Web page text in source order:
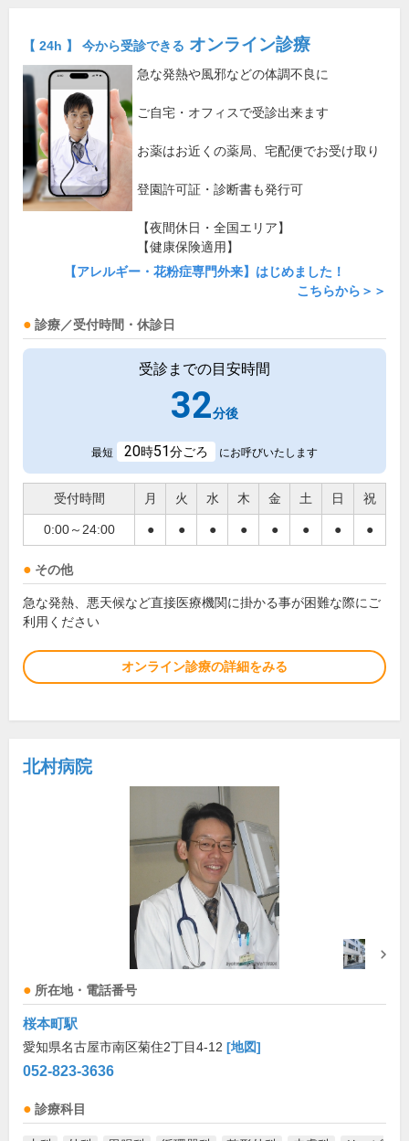
【 24h 】 今から受診できる オンライン診療
急な発熱や風邪などの体調不良に
ご自宅・オフィスで受診出来ます
お薬はお近くの薬局、宅配便でお受け取り
登園許可証・診断書も発行可
【夜間休日・全国エリア】
【健康保険適用】
【アレルギー・花粉症専門外来】はじめました！
こちらから＞＞
診療／受付時間・休診日
受診までの目安時間
32分後
最短 20時51分ごろ にお呼びいたします
受付時間 月 火 水 木 金 土 日 祝
0:00～24:00 ● ● ● ● ● ● ● ●
その他
急な発熱、悪天候など直接医療機関に掛かる事が困難な際にご
利用ください
オンライン診療の詳細をみる
北村病院
所在地・電話番号
桜本町駅
愛知県名古屋市南区菊住2丁目4-12 [地図]
052-823-3636
診療科目